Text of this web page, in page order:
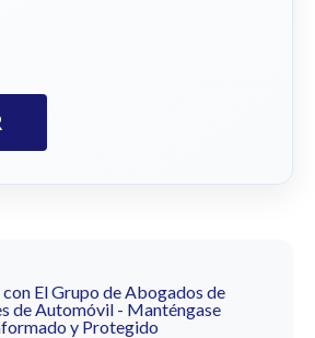
El Grupo de Abogados de
de Automóvil - Manténgase
y Protegido